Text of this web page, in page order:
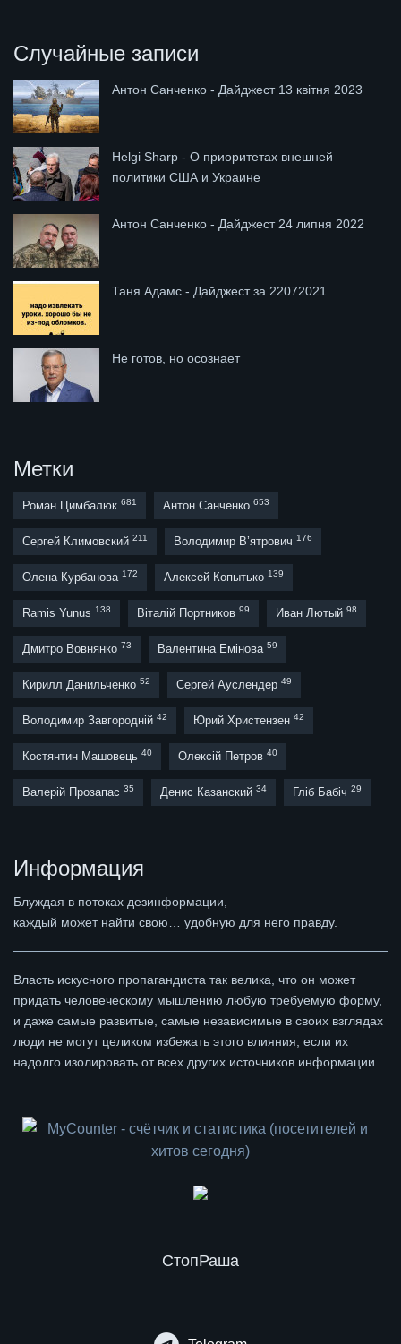
Случайные записи
Антон Санченко - Дайджест 13 квітня 2023
Helgi Sharp - О приоритетах внешней
политики США и Украине
Антон Санченко - Дайджест 24 липня 2022
Таня Адамс - Дайджест за 22072021
Не готов, но осознает
Метки
Роман Цимбалюк 681 Антон Санченко 653
Сергей Климовский 211 Володимир В’ятрович 176
Олена Курбанова 172 Алексей Копытько 139
Ramis Yunus 138 Віталій Портников 99 Иван Лютый 98
Дмитро Вовнянко 73 Валентина Емінова 59
Кирилл Данильченко 52 Сергей Ауслендер 49
Володимир Завгородній 42 Юрий Христензен 42
Костянтин Машовець 40 Олексій Петров 40
Валерій Прозапас 35 Денис Казанский 34 Гліб Бабіч 29
Информация
Блуждая в потоках дезинформации,
каждый может найти свою… удобную для него правду.
Власть искусного пропагандиста так велика, что он может
придать человеческому мышлению любую требуемую форму,
и даже самые развитые, самые независимые в своих взглядах
люди не могут целиком избежать этого влияния, если их
надолго изолировать от всех других источников информации.
СтопРаша